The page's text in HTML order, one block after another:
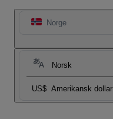
Norge
Norsk
US$ Amerikansk dollar